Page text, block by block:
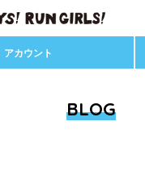
アカウント
BLOG